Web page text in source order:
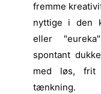
fremme
nyttige i den
eller
spontant
med løs, frit
tænkning.